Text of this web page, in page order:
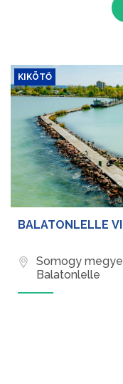
KIKÖTŐ
BALATONLELLE
Somogy megye
Balatonlelle